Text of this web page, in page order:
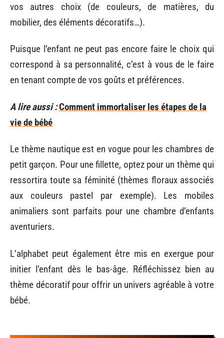
vos autres choix (de couleurs, de matières, du
mobilier, des éléments décoratifs…).
Puisque l’enfant ne peut pas encore faire le choix qui
correspond à sa personnalité, c’est à vous de le faire
en tenant compte de vos goûts et préférences.
A lire aussi :Comment immortaliser les étapes de la
vie de bébé
Le thème nautique est en vogue pour les chambres de
petit garçon. Pour une fillette, optez pour un thème qui
ressortira toute sa féminité (thèmes floraux associés
aux couleurs pastel par exemple). Les mobiles
animaliers sont parfaits pour une chambre d’enfants
aventuriers.
L’alphabet peut également être mis en exergue pour
initier l’enfant dès le bas-âge. Réfléchissez bien au
thème décoratif pour offrir un univers agréable à votre
bébé.